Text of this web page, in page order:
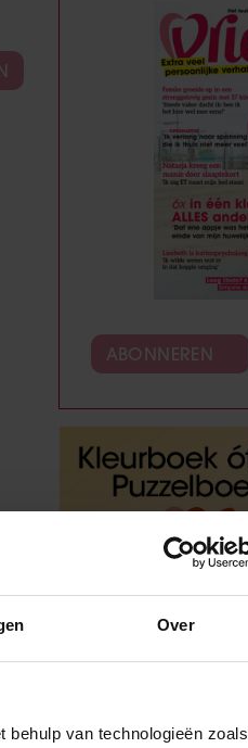
Over
van technologieën zoals
ABONNEREN